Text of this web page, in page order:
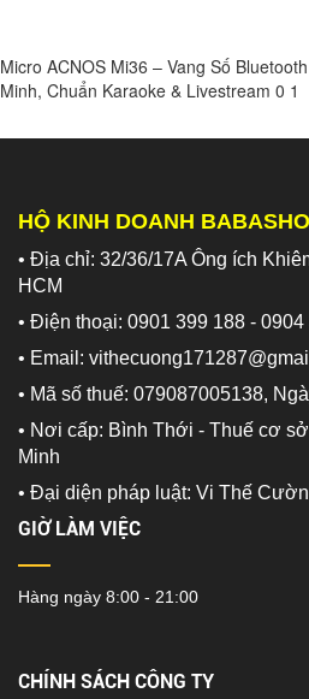
Micro ACNOS Mi36 – Vang Số
Minh, Chuẩn Karaoke & Livestream 0 1
HỘ KINH DOANH
• Địa chỉ: 32/36/17A Ông ích
HCM
• Điện thoại: 0901 399 188 - 0904
• Email:
• Mã số thuế: 079087005138,
• Nơi cấp: Bình Thới - Thuế cơ
Minh
• Đại diện pháp luật: Vi Thế
GIỜ LÀM VIỆC
Hàng ngày 8:00 - 21:00
CHÍNH SÁCH CÔNG TY